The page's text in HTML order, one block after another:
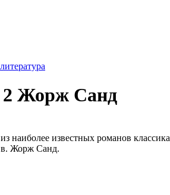
2 Жорж Санд
наиболее известных романов классика
в. Жорж Санд.